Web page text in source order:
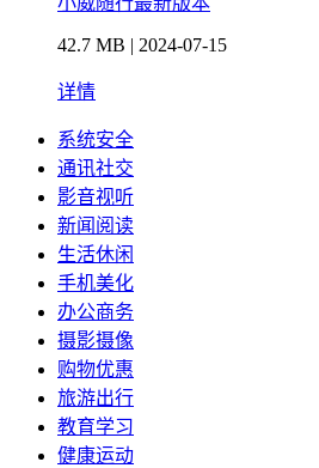
42.7 MB | 2024-07-15
详情
系统安全
通讯社交
影音视听
新闻阅读
生活休闲
手机美化
办公商务
摄影摄像
购物优惠
旅游出行
教育学习
健康运动